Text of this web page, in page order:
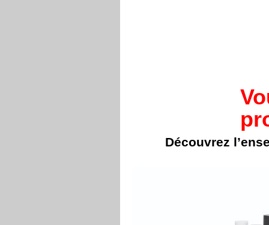
Découvrez